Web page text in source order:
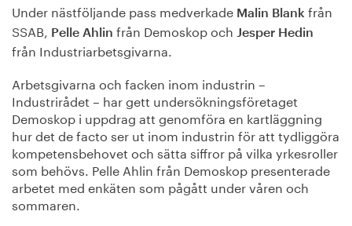
Under nästföljande pass medverkade Malin Blank från
SSAB, Pelle Ahlin från Demoskop och Jesper Hedin
från Industriarbetsgivarna.
Arbetsgivarna och facken inom industrin –
Industrirådet – har gett undersökningsföretaget
Demoskop i uppdrag att genomföra en kartläggning
hur det de facto ser ut inom industrin för att tydliggöra
kompetensbehovet och sätta siffror på vilka yrkesroller
som behövs. Pelle Ahlin från Demoskop presenterade
arbetet med enkäten som pågått under våren och
sommaren.